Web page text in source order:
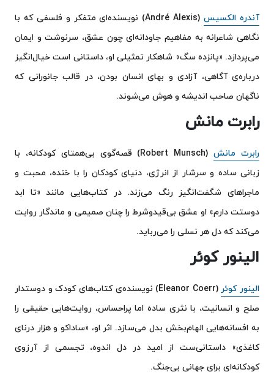
آندره الکسیس
(André Alexis) نویسنده‌ای متفکر و فلسفی که با
نگاهی شاعرانه به مفاهیم جاودانه‌ای چون عشق، سرنوشت و ایمان
می‌پردازد. «پانزده سگ» شاهکار تمثیلی او، داستانی است خیال‌انگیز
درباره‌ی آگاهی، آزادی و بهای انسان بودن، در قالب جانورانی که
ناگهان صاحب اندیشه و هوش می‌شوند.
رابرت مانش
رابرت مانش
(Robert Munsch) قصه‌گوی بی‌همتای کودکانه، با
زبانی ساده و سرشار از انرژی، دنیای کودکان را با خنده، محبت و
ماجراهای شگفت‌انگیز رنگ می‌زند. در کتاب‌هایی مانند «تا ابد
دوستت دارم» او عشق بی‌قیدوشرط را چنان صمیمی و ماندگار روایت
می‌کند که دل هر نسلی را می‌رباید.
الینور کوئر
الینور کوئر
(Eleanor Coerr) نویسنده‌ی کتاب‌های کودک و دوستدار
صلح و انسانیت، با نثری ساده اما پراحساس، روایت‌هایی حقیقی را
به افسانه‌هایی الهام‌بخش بدل می‌سازد. اثر او، «ساداکو و هزار درنای
کاغذی» داستانی‌ست از امید در دل اندوه، تجسمی از آرزوی
کودکانه‌ای برای جهانی بی‌جنگ.